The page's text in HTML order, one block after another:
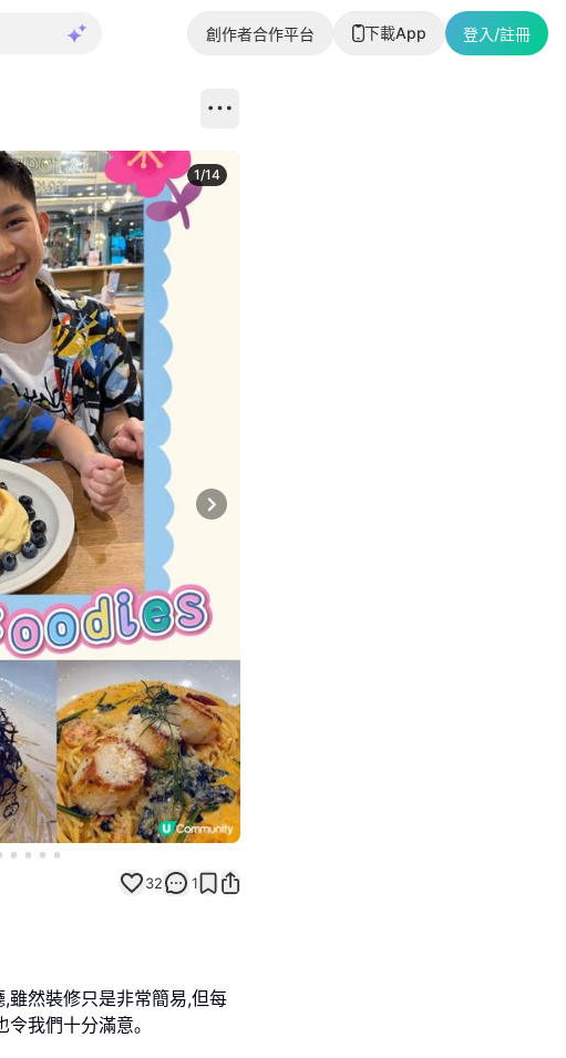
創作者合作平台 下載App 登入/註冊
Next slide
1/14
32 1
雖然裝修只是非常簡易,但每
令我們十分滿意｡